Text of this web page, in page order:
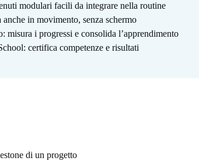
modulari facili da integrare nella routine
in movimento, senza schermo
misura i progressi e consolida l’apprendimento
certifica competenze e risultati
di un progetto